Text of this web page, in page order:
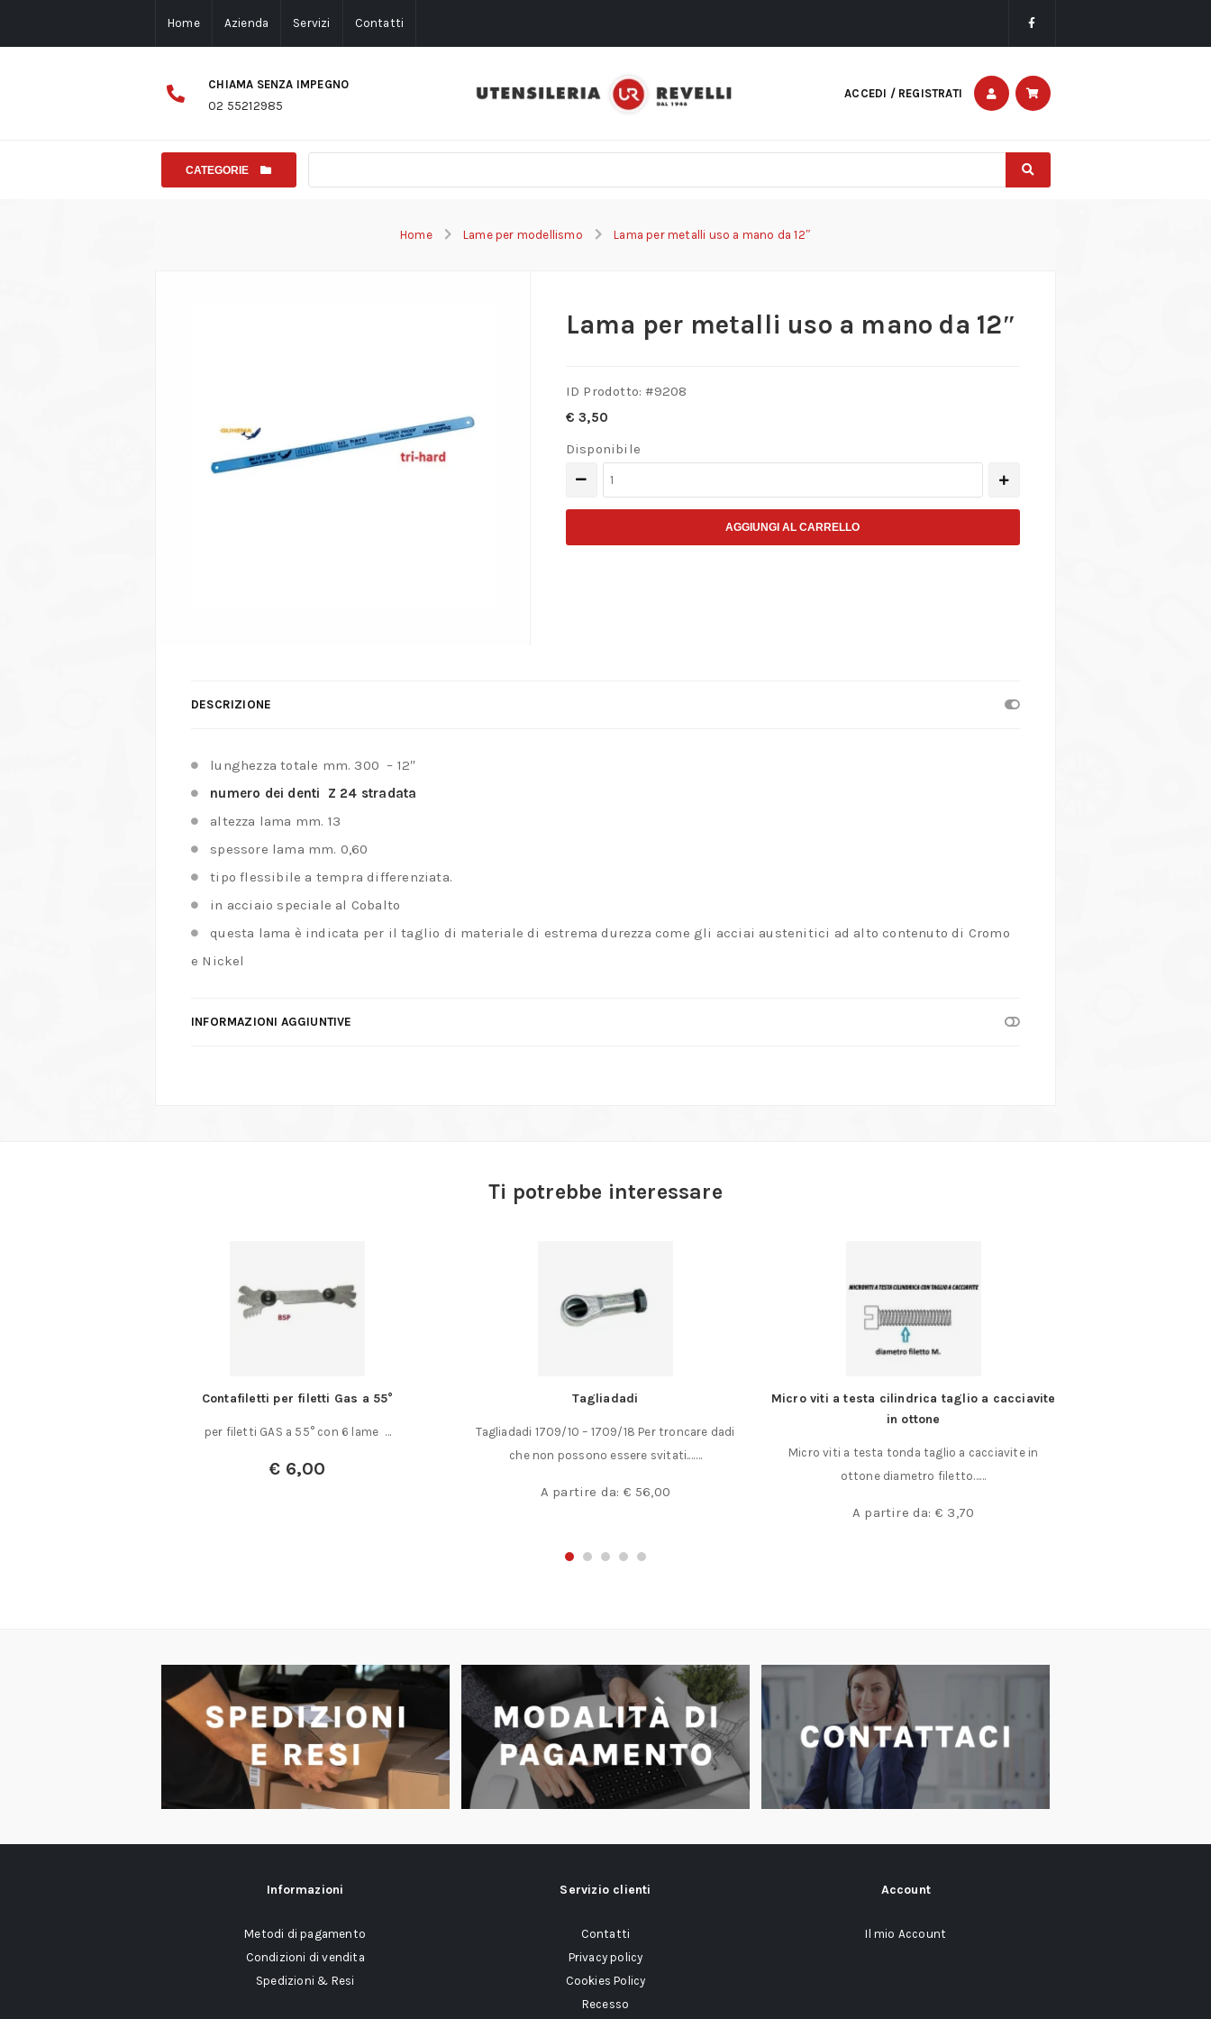
Home Azienda Servizi Contatti
CHIAMA SENZA IMPEGNO
02 55212985
ACCEDI / REGISTRATI
CATEGORIE
Home Lame per modellismo Lama per metalli uso a mano da 12″
Lama per metalli uso a mano da 12″
ID Prodotto: #9208
€ 3,50
Disponibile
Lama
AGGIUNGI AL CARRELLO
DESCRIZIONE
lunghezza totale mm. 300 – 12″
numero dei denti Z 24 stradata
altezza lama mm. 13
spessore lama mm. 0,60
tipo flessibile a tempra differenziata.
in acciaio speciale al Cobalto
questa lama è indicata per il taglio di materiale di estrema durezza come gli acciai austenitici ad alto contenuto di Cromo
e Nickel
INFORMAZIONI AGGIUNTIVE
Ti potrebbe interessare
Contafiletti per filetti Gas a 55°
per filetti GAS a 55° con 6 lame …
€ 6,00
Tagliadadi
Tagliadadi 1709/10 – 1709/18 Per troncare dadi
che non possono essere svitati.……
A partire da: € 56,00
Micro viti a testa cilindrica taglio a cacciavite
in ottone
Micro viti a testa tonda taglio a cacciavite in
ottone diametro filetto……
A partire da: € 3,70
Informazioni
Metodi di pagamento
Condizioni di vendita
Spedizioni & Resi
Servizio clienti
Contatti
Privacy policy
Cookies Policy
Recesso
Account
Il mio Account